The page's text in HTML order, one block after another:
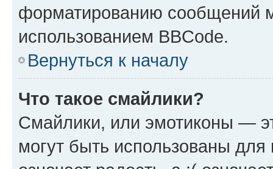
форматированию сообщений
использованием BBCode.
Вернуться к началу
Что такое смайлики?
Смайлики, или эмотиконы —
могут быть использованы